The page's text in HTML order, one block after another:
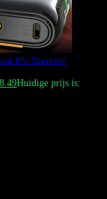
0% Nicotine
8.49Huidige prijs is: